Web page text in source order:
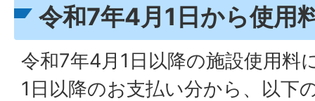
令和7年4月1日から使用
令和7年4月1日以降の施設使用料
1日以降のお支払い分から、以下